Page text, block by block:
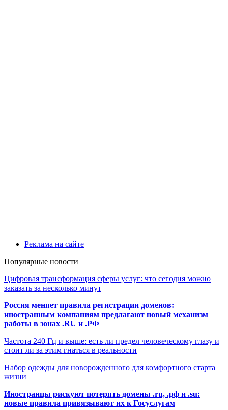
Реклама на сайте
Популярные новости
Цифровая трансформация сферы услуг: что сегодня можно
заказать за несколько минут
Россия меняет правила регистрации доменов:
иностранным компаниям предлагают новый механизм
работы в зонах .RU и .РФ
Частота 240 Гц и выше: есть ли предел человеческому глазу и
стоит ли за этим гнаться в реальности
Набор одежды для новорожденного для комфортного старта
жизни
Иностранцы рискуют потерять домены .ru, .рф и .su:
новые правила привязывают их к Госуслугам